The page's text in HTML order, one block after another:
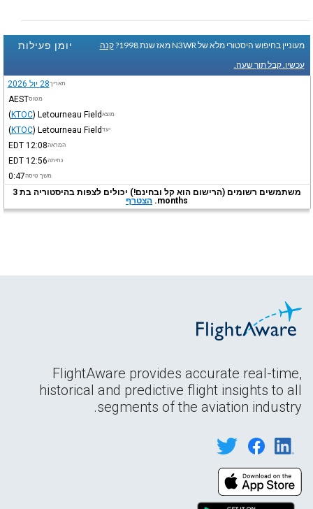
יומן פעילות מעוניין בחיפוש היסטורי מלא של N3WR מאז שנת 1998?
קנה
עכשיו. קבל תוך שעה.
תאריך28 יול 2026
מטוסAEST
מוצא Letourneau Field
(KTOC)
יעד Letourneau Field
(KTOC)
המראה12:08
EDT
נחיתה12:56
EDT
משך טיסה0:47
משתמשים רשומים (הרישום הוא קל ובחינם!) יכולים לצפות בהיסטוריה בת 3
months. הצטרף
FlightAware provides accurate real-time,
historical and predictive flight insights to all
segments of the aviation industry.